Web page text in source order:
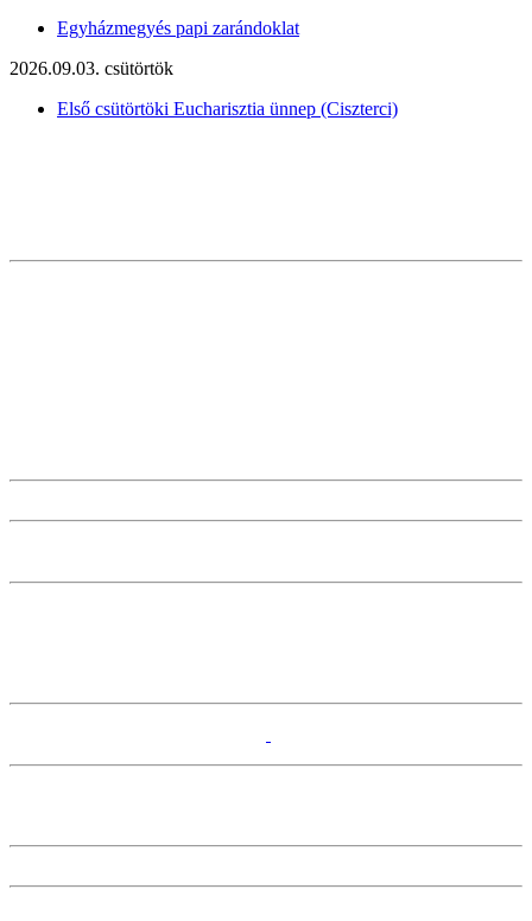
Egyházmegyés papi zarándoklat
2026.09.03. csütörtök
Első csütörtöki Eucharisztia ünnep (Ciszterci)